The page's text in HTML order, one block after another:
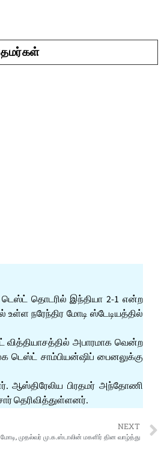
டெஸ்ட் தொடரில் இந்தியா 2-1 என்ற
நரேந்திர மோடி ஸ்டேடியத்தில்
வித்தியாசத்தில் அபாரமாக வென்ற
டெஸ்ட் சாம்பியன்ஷிப் பைனலுக்கு
ஆஸ்திரேலிய பிரதமர் அந்தோணி
தெரிவித்துள்ளனர்.
NEXT
மோடி, முதல்வர் மு.க.ஸ்டாலின் மகளிர் தின வாழ்த்து